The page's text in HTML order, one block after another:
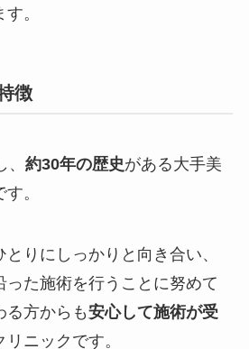
。
徴
約30年の歴史がある大手美
。
りにしっかりと向き合い、
った施術を行うことに努めて
る方からも安心して施術が受
リニックです。